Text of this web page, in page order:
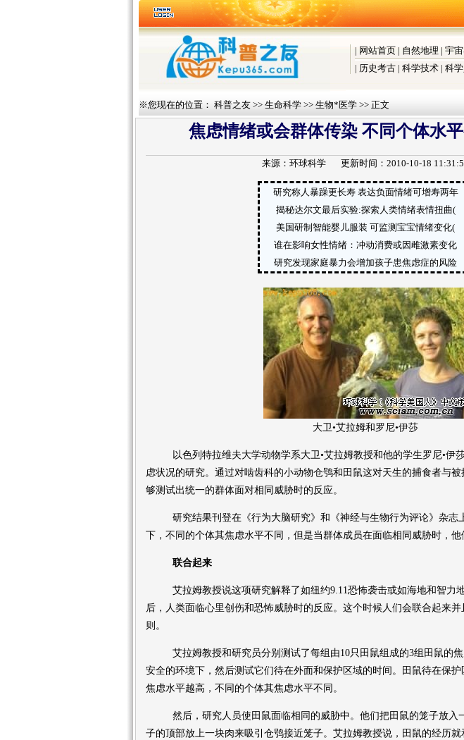
| 网站首页 | 自然地理 | 宇
| 历史考古 | 科学技术 | 科
※您现在的位置： 科普之友 >> 生命科学 >> 生物*医学 >> 正文
焦虑情绪或会群体传染 不同个体水
来源： 环球科学 更新时间：2010-10-18
研究称人暴躁更长寿 表达负面情绪可增寿两年
揭秘达尔文最后实验:探索人类情绪表情扭曲(
美国研制智能婴儿服装 可监测宝宝情绪变化(
谁在影响女性情绪：冲动消费或因雌激素变化
研究发现家庭暴力会增加孩子患焦虑症的风险
大卫•艾拉姆和罗尼•伊莎
以色列特拉维夫大学动物学系大卫•艾拉姆教授和他的学生罗尼•伊
虑状况的研究。通过对啮齿科的小动物仓鸮和田鼠这对天生的捕食者与
够测试出统一的群体面对相同威胁时的反应。
研究结果刊登在《行为大脑研究》和《神经与生物行为评论》杂志
下，不同的个体其焦虑水平不同，但是当群体成员在面临相同威胁时，他
联合起来
艾拉姆教授说这项研究解释了如纽约9.11恐怖袭击或如海地和智力
后，人类面临心里创伤和恐怖威胁时的反应。这个时候人们会联合起来
则。
艾拉姆教授和研究员分别测试了每组由10只田鼠组成的3组田鼠的焦
安全的环境下，然后测试它们待在外面和保护区域的时间。田鼠待在保
焦虑水平越高，不同的个体其焦虑水平不同。
然后，研究人员使田鼠面临相同的威胁中。他们把田鼠的笼子放入
子的顶部放上一块肉来吸引仓鸮接近笼子。艾拉姆教授说，田鼠的经历